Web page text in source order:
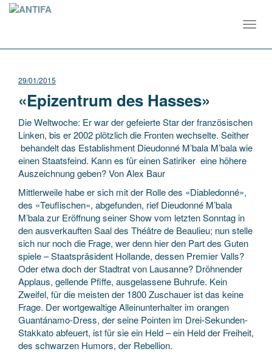
29/01/2015
«Epizentrum des Hasses»
Die Weltwoche: Er war der gefeierte Star der französischen
Linken, bis er 2002 plötzlich die Fronten wechselte. Seither
behandelt das Establishment Dieudonné M’bala M’bala wie
einen Staatsfeind. Kann es für einen Satiriker eine höhere
Auszeichnung geben? Von Alex Baur
Mittlerweile habe er sich mit der Rolle des «Diabledonné»,
des «Teuflischen», abgefunden, rief Dieudonné M’bala
M’bala zur Eröffnung seiner Show vom letzten Sonntag in
den ausverkauften Saal des Théâtre de Beaulieu; nun stelle
sich nur noch die Frage, wer denn hier den Part des Guten
spiele – Staatspräsident Hollande, dessen Premier Valls?
Oder etwa doch der Stadtrat von Lausanne? Dröhnender
Applaus, gellende Pfiffe, ausgelassene Buhrufe. Kein
Zweifel, für die meisten der 1800 Zuschauer ist das keine
Frage. Der wortgewaltige Alleinunterhalter im orangen
Guantánamo-Dress, der seine Pointen im Drei-Sekunden-
Stakkato abfeuert, ist für sie ein Held – ein Held der Freiheit,
des schwarzen Humors, der Rebellion.